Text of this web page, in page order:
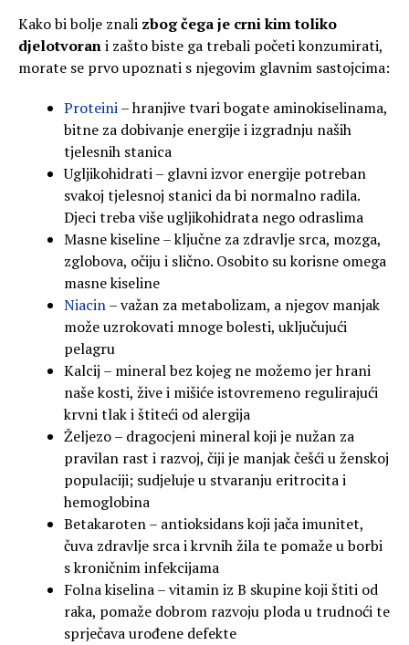
Kako bi bolje znali zbog čega je crni kim toliko
djelotvorani zašto biste ga trebali početi konzumirati,
morate se prvo upoznati s njegovim glavnim sastojcima:
Proteini– hranjive tvari bogate aminokiselinama,
bitne za dobivanje energije i izgradnju naših
tjelesnih stanica
Ugljikohidrati – glavni izvor energije potreban
svakoj tjelesnoj stanici da bi normalno radila.
Djeci treba više ugljikohidrata nego odraslima
Masne kiseline – ključne za zdravlje srca, mozga,
zglobova, očiju i slično. Osobito su korisne omega
masne kiseline
Niacin– važan za metabolizam, a njegov manjak
može uzrokovati mnoge bolesti, uključujući
pelagru
Kalcij – mineral bez kojeg ne možemo jer hrani
naše kosti, žive i mišiće istovremeno regulirajući
krvni tlak i štiteći od alergija
Željezo – dragocjeni mineral koji je nužan za
pravilan rast i razvoj, čiji je manjak češći u ženskoj
populaciji; sudjeluje u stvaranju eritrocita i
hemoglobina
Betakaroten – antioksidans koji jača imunitet,
čuva zdravlje srca i krvnih žila te pomaže u borbi
s kroničnim infekcijama
Folna kiselina – vitamin iz B skupine koji štiti od
raka, pomaže dobrom razvoju ploda u trudnoći te
sprječava urođene defekte